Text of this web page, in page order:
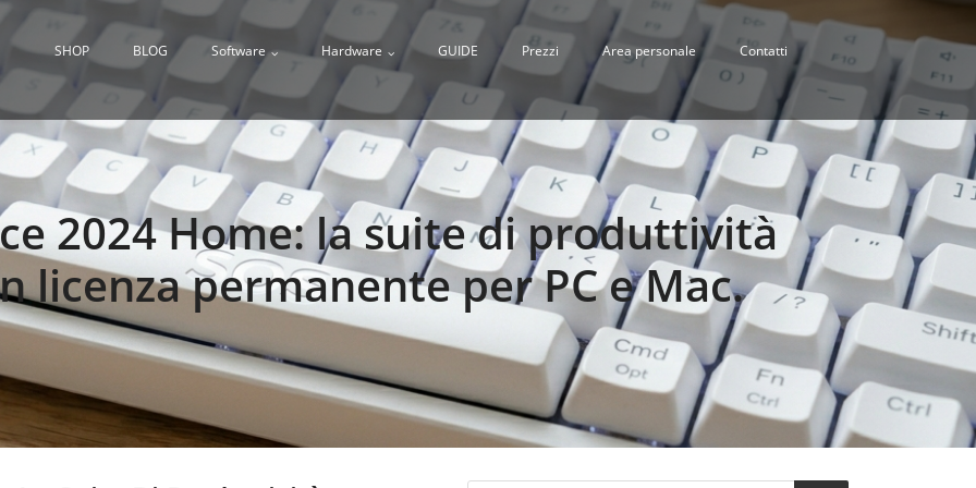
SHOP BLOG Software Hardware GUIDE Prezzi Area personale Contatti
2024 Home: la suite di produttività
licenza permanente per PC e Mac.